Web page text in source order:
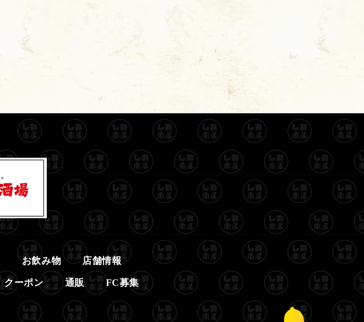
お飲み物 店舗情報
クーポン 通販 FC募集